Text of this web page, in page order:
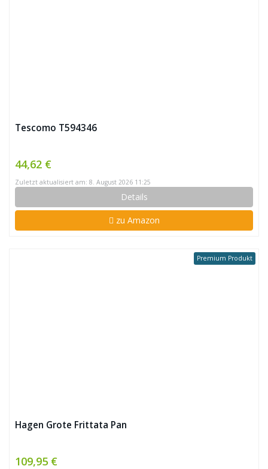
Tescomo T594346
44,62 €
Zuletzt aktualisiert am: 8. August 2026 11:25
Details
zu Amazon
Premium Produkt
Hagen Grote Frittata Pan
109,95 €